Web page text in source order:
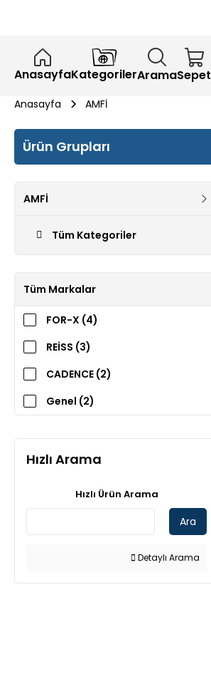
AnasayfaKategorilerAramaSepet
Anasayfa AMFİ
Ürün Grupları
AMFİ
Tüm Kategoriler
Tüm Markalar
FOR-X (4)
REİSS (3)
CADENCE (2)
Genel (2)
SOUNDMAX (1)
Hızlı Arama
Hızlı Ürün Arama
Ara
Detaylı Arama